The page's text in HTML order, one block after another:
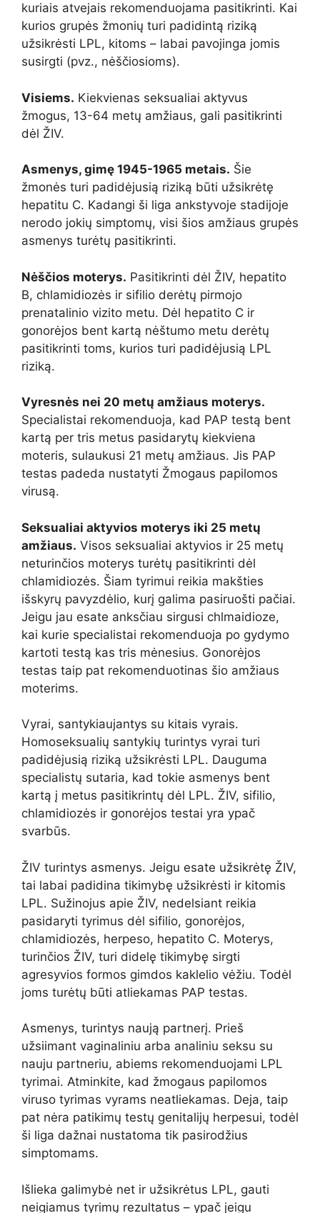
kuriais atvejais rekomenduojama pasitikrinti. Kai
kurios grupės žmonių turi padidintą riziką
užsikrėsti LPL, kitoms – labai pavojinga jomis
susirgti (pvz., nėščiosioms).
Visiems. Kiekvienas seksualiai aktyvus
žmogus, 13-64 metų amžiaus, gali pasitikrinti
dėl ŽIV.
Asmenys, gimę 1945-1965 metais. Šie
žmonės turi padidėjusią riziką būti užsikrėtę
hepatitu C. Kadangi ši liga ankstyvoje stadijoje
nerodo jokių simptomų, visi šios amžiaus grupės
asmenys turėtų pasitikrinti.
Nėščios moterys. Pasitikrinti dėl ŽIV, hepatito
B, chlamidiozės ir sifilio derėtų pirmojo
prenatalinio vizito metu. Dėl hepatito C ir
gonorėjos bent kartą nėštumo metu derėtų
pasitikrinti toms, kurios turi padidėjusią LPL
riziką.
Vyresnės nei 20 metų amžiaus moterys.
Specialistai rekomenduoja, kad PAP testą bent
kartą per tris metus pasidarytų kiekviena
moteris, sulaukusi 21 metų amžiaus. Jis PAP
testas padeda nustatyti Žmogaus papilomos
virusą.
Seksualiai aktyvios moterys iki 25 metų
amžiaus. Visos seksualiai aktyvios ir 25 metų
neturinčios moterys turėtų pasitikrinti dėl
chlamidiozės. Šiam tyrimui reikia makšties
išskyrų pavyzdėlio, kurį galima pasiruošti pačiai.
Jeigu jau esate anksčiau sirgusi chlmaidioze,
kai kurie specialistai rekomenduoja po gydymo
kartoti testą kas tris mėnesius. Gonorėjos
testas taip pat rekomenduotinas šio amžiaus
moterims.
Vyrai, santykiaujantys su kitais vyrais.
Homoseksualių santykių turintys vyrai turi
padidėjusią riziką užsikrėsti LPL. Dauguma
specialistų sutaria, kad tokie asmenys bent
kartą į metus pasitikrintų dėl LPL. ŽIV, sifilio,
chlamidiozės ir gonorėjos testai yra ypač
svarbūs.
ŽIV turintys asmenys. Jeigu esate užsikrėtę ŽIV,
tai labai padidina tikimybę užsikrėsti ir kitomis
LPL. Sužinojus apie ŽIV, nedelsiant reikia
pasidaryti tyrimus dėl sifilio, gonorėjos,
chlamidiozės, herpeso, hepatito C. Moterys,
turinčios ŽIV, turi didelę tikimybę sirgti
agresyvios formos gimdos kaklelio vėžiu. Todėl
joms turėtų būti atliekamas PAP testas.
Asmenys, turintys naują partnerį. Prieš
užsiimant vaginaliniu arba analiniu seksu su
nauju partneriu, abiems rekomenduojami LPL
tyrimai. Atminkite, kad žmogaus papilomos
viruso tyrimas vyrams neatliekamas. Deja, taip
pat nėra patikimų testų genitalijų herpesui, todėl
ši liga dažnai nustatoma tik pasirodžius
simptomams.
Išlieka galimybė net ir užsikrėtus LPL, gauti
neigiamus tyrimų rezultatus – ypač jeigu